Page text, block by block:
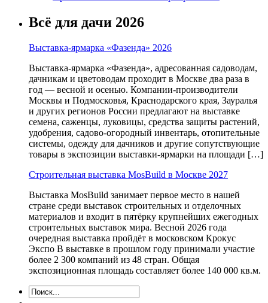
Всё для дачи 2026
Выставка-ярмарка «Фазенда» 2026
Выставка-ярмарка «Фазенда», адресованная садоводам,
дачникам и цветоводам проходит в Москве два раза в
год — весной и осенью. Компании-производители
Москвы и Подмосковья, Краснодарского края, Зауралья
и других регионов России предлагают на выставке
семена, саженцы, луковицы, средства защиты растений,
удобрения, садово-огородный инвентарь, отопительные
системы, одежду для дачников и другие сопутствующие
товары в экспозиции выставки-ярмарки на площади […]
Строительная выставка MosBuild в Москве 2027
Выставка MosBuild занимает первое место в нашей
стране среди выставок строительных и отделочных
материалов и входит в пятёрку крупнейших ежегодных
строительных выставок мира. Весной 2026 года
очередная выставка пройдёт в московском Крокус
Экспо В выставке в прошлом году принимали участие
более 2 300 компаний из 48 стран. Общая
экспозиционная площадь составляет более 140 000 кв.м.